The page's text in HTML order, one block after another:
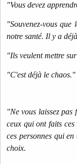
"Vous devez
"Souvenez-vous
notre santé. Il y a
"Ils veulent mettre
"C'est déjà le chaos."
"Ne vous laissez pas
ceux qui ont faits
ces personnes qui
choix.